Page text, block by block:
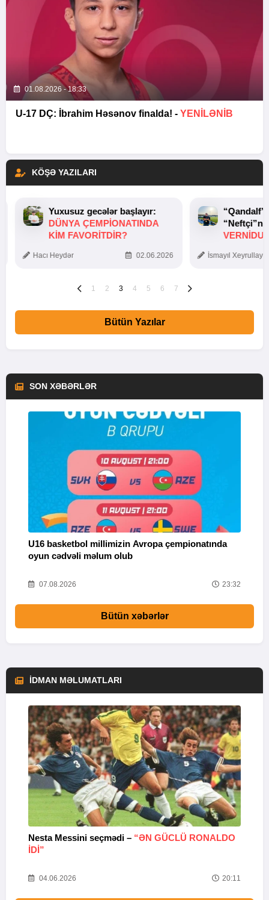
01.08.2026 - 18:33
U-17 DÇ: İbrahim Həsənov finalda! - YENİLƏNİB
KÖŞƏ YAZILARI
Yuxusuz gecələr başlayır:
DÜNYA ÇEMPIONATINDA
KIM FAVORITDIR?
Hacı Heydər 02.06.2026 İsmayıl
1 2 3 4 5 6 7
Bütün Yazılar
SON XƏBƏRLƏR
U16 basketbol millimizin Avropa çempionatında
oyun cədvəli məlum olub
07.08.2026 23:32
Bütün xəbərlər
İDMAN MƏLUMATLARI
Nesta Messini seçmədi – “ƏN GÜCLÜ RONALDO
IDI”
04.06.2026 20:11